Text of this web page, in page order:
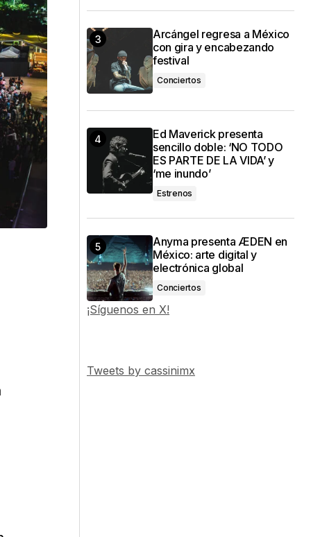
Arcángel regresa a México
con gira y encabezando
festival
Conciertos
Ed Maverick presenta
sencillo doble: ‘NO TODO
ES PARTE DE LA VIDA’ y
‘me inundo’
Estrenos
Anyma presenta ÆDEN en
México: arte digital y
electrónica global
Conciertos
¡Síguenos en X!
Tweets by cassinimx